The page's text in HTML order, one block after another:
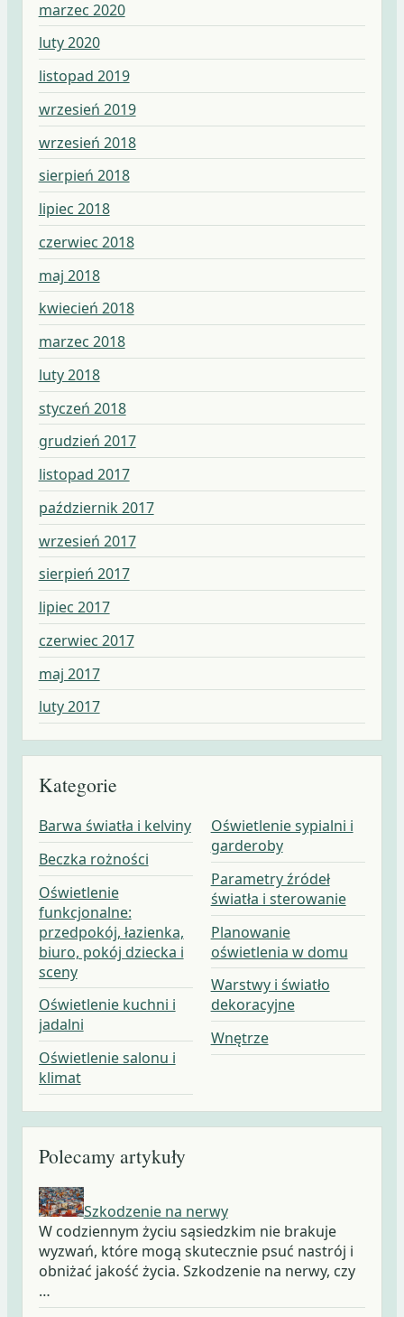
marzec 2020
luty 2020
listopad 2019
wrzesień 2019
wrzesień 2018
sierpień 2018
lipiec 2018
czerwiec 2018
maj 2018
kwiecień 2018
marzec 2018
luty 2018
styczeń 2018
grudzień 2017
listopad 2017
październik 2017
wrzesień 2017
sierpień 2017
lipiec 2017
czerwiec 2017
maj 2017
luty 2017
Kategorie
Barwa światła i kelviny
Beczka rożności
Oświetlenie
funkcjonalne:
przedpokój, łazienka,
biuro, pokój dziecka i
sceny
Oświetlenie kuchni i
jadalni
Oświetlenie salonu i
klimat
Oświetlenie sypialni i
garderoby
Parametry źródeł
światła i sterowanie
Planowanie
oświetlenia w domu
Warstwy i światło
dekoracyjne
Wnętrze
Polecamy artykuły
Szkodzenie na nerwy
W codziennym życiu sąsiedzkim nie brakuje
wyzwań, które mogą skutecznie psuć nastrój i
obniżać jakość życia. Szkodzenie na nerwy, czy
…